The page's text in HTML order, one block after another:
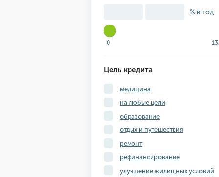
% в год
0
Цель кредита
медицина
на любые цели
образование
отдых и путешествия
ремонт
рефинансирование
улучшение жилищных условий